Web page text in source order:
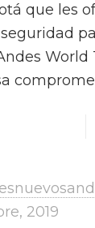
que les
World
2019